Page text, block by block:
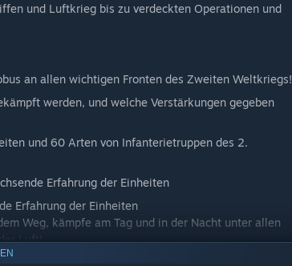
und Luftkrieg bis zu verdeckten Operationen und
an allen wichtigen Fronten des Zweiten Weltkriegs!
werden, und welche Verstärkungen gegeben
und 60 Arten von Infanterietruppen des 2.
Erfahrung der Einheiten
Erfahrung der Einheiten
Weg, kämpfe am Tag und in der Nacht unter allen
Luft!